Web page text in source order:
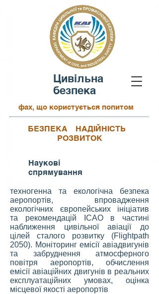
Цивільна
безпека
фах, що користується попитом
БЕЗПЕКА НАДІЙНІСТЬ
РОЗВИТОК
Наукові
спрямування
техногенна та екологічна безпека
аеропортів, впровадження
екологічних європейських ініціатив
та рекомендацій ІCАО в частині
наближення цивільної авіації до
цілей сталого розвитку (Flightpath
2050). Моніторинг емісії авіадвигунів
та забруднення атмосферного
повітря аеропортів, обчислення
емісії авіаційних двигунів в реальних
експлуатаційних умовах, оцінка
місцевої якості аеропортів